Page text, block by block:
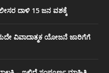
ದಾಳಿ 15 ಜನ ವಶಕ್ಕೆ
ವಿವಾದಾತ್ಮಕ ಯೋಜನೆ ಜಾರಿಗೆಗೆ